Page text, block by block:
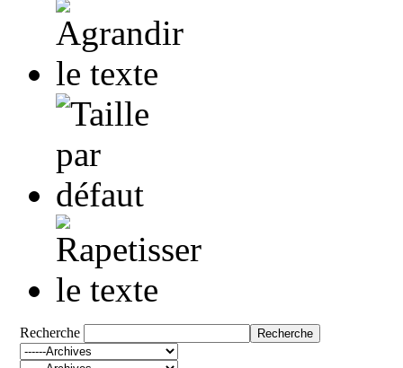
Recherche